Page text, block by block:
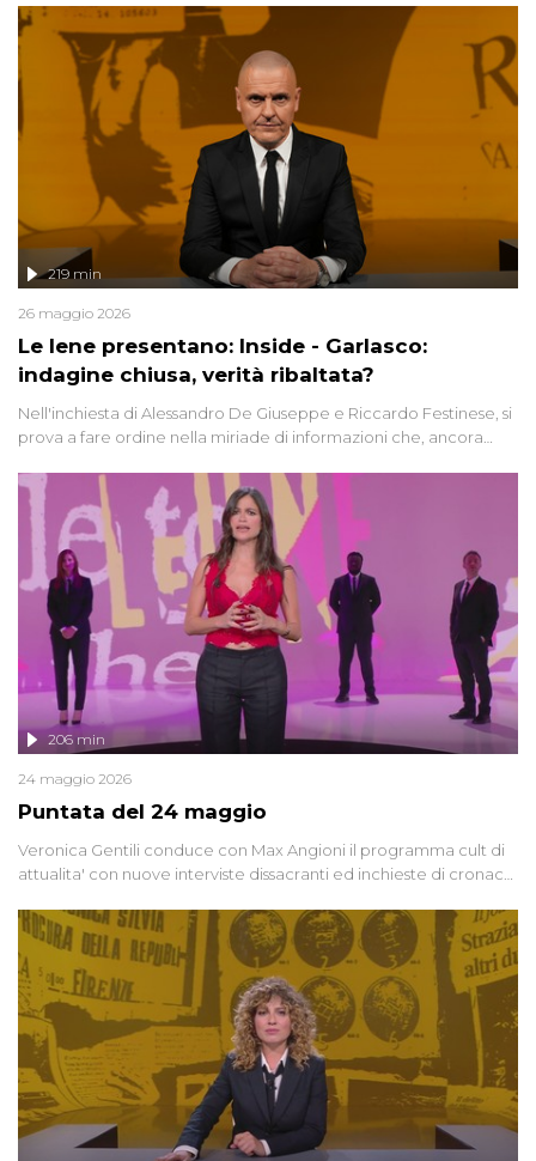
Le Iene presentano: Inside - Garlasco:
indagine chiusa, verità ribaltata?
219 min
26 maggio 2026
Nell'inchiesta di Alessandro De Giuseppe e Riccardo Festinese, si
prova a fare ordine nella miriade di informazioni che, ancora
giudiziarie più discusse degli ultimi anni. Lo speciale ricostruisce la
vicenda mettendo in fila testimonianze, errori, dettagli
controversi e i protagonisti di un'indagine che sembra non avere
fine.
Puntata del 24 maggio
206 min
24 maggio 2026
Veronica Gentili conduce con Max Angioni il programma cult di
attualita' con nuove interviste dissacranti ed inchieste di cronaca